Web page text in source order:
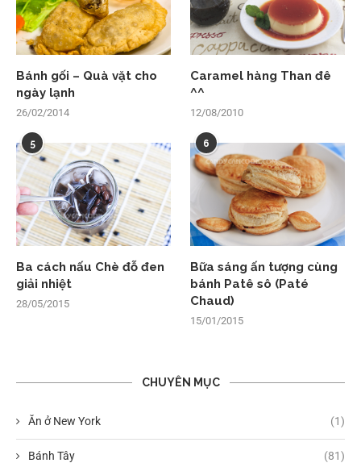
Bánh gối – Quà vặt cho
ngày lạnh
26/02/2014
Caramel hàng Than đê
^^
12/08/2010
5
Ba cách nấu Chè đỗ đen
giải nhiệt
28/05/2015
6
Bữa sáng ấn tượng cùng
bánh Patê sô (Paté
Chaud)
15/01/2015
CHUYÊN MỤC
Ăn ở New York (1)
Bánh Tây (81)